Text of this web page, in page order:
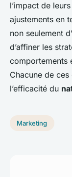
l’impact de
ajustements en
non seulement
d’affiner les
comportements
Chacune de
l’efficacité du
Marketing